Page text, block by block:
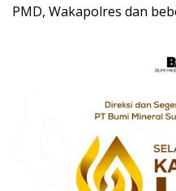
PMD, Wakapolres dan